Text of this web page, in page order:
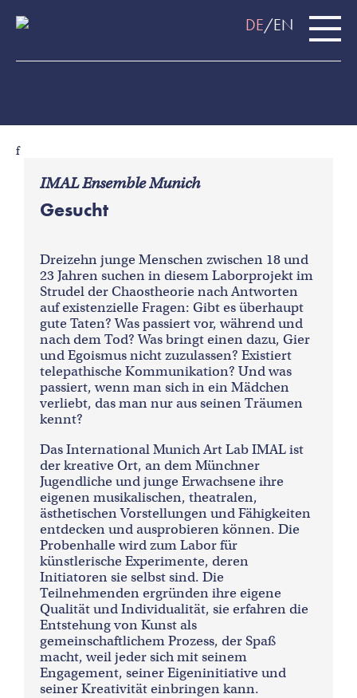
DE EN
f
IMAL Ensemble Munich
Gesucht
Dreizehn junge Menschen zwischen 18 und
23 Jahren suchen in diesem Laborprojekt im
Strudel der Chaostheorie nach Antworten
auf existenzielle Fragen: Gibt es überhaupt
gute Taten? Was passiert vor, während und
nach dem Tod? Was bringt einen dazu, Gier
und Egoismus nicht zuzulassen? Existiert
telepathische Kommunikation? Und was
passiert, wenn man sich in ein Mädchen
verliebt, das man nur aus seinen Träumen
kennt?
Das International Munich Art Lab IMAL ist
der kreative Ort, an dem Münchner
Jugendliche und junge Erwachsene ihre
eigenen musikalischen, theatralen,
ästhetischen Vorstellungen und Fähigkeiten
entdecken und ausprobieren können. Die
Probenhalle wird zum Labor für
künstlerische Experimente, deren
Initiatoren sie selbst sind. Die
Teilnehmenden ergründen ihre eigene
Qualität und Individualität, sie erfahren die
Entstehung von Kunst als
gemeinschaftlichem Prozess, der Spaß
macht, weil jeder sich mit seinem
Engagement, seiner Eigeninitiative und
seiner Kreativität einbringen kann.